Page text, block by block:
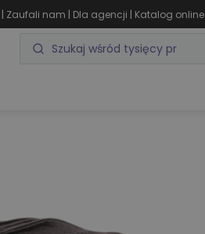
| Zaufali nam | Dla agencji | Katalog online